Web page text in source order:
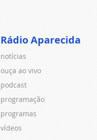
Rádio Aparecida
notícias
ouça ao vivo
podcast
programação
programas
vídeos